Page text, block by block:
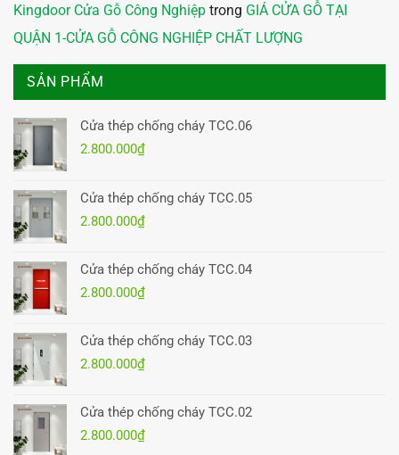
Kingdoor Cửa Gỗ Công Nghiệp trong GIÁ CỬA GỖ TẠI
QUẬN 1-CỬA GỖ CÔNG NGHIỆP CHẤT LƯỢNG
SẢN PHẨM
Cửa thép chống cháy TCC.06
2.800.000₫
Cửa thép chống cháy TCC.05
2.800.000₫
Cửa thép chống cháy TCC.04
2.800.000₫
Cửa thép chống cháy TCC.03
2.800.000₫
Cửa thép chống cháy TCC.02
2.800.000₫